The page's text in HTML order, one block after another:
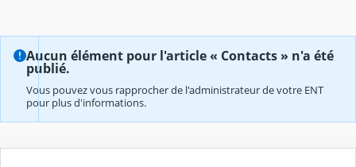
Aucun élément pour l'article « Contacts » n'a été
publié.
Vous pouvez vous rapprocher de l'administrateur de votre ENT
pour plus d'informations.